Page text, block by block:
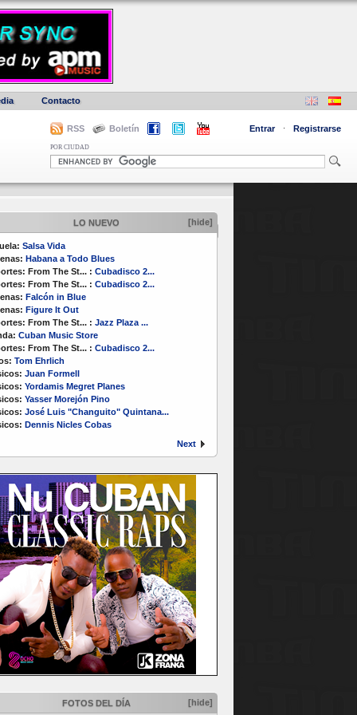
Contacto
RSS Boletín Entrar · Registrarse
POR CIUDAD
LO NUEVO [hide]
Salsa Vida
Habana a Todo Blues
From The St... : Cubadisco 2...
From The St... : Cubadisco 2...
Falcón in Blue
Figure It Out
From The St... : Jazz Plaza ...
Cuban Music Store
From The St... : Cubadisco 2...
Tom Ehrlich
Juan Formell
Yordamis Megret Planes
Yasser Morejón Pino
José Luis "Changuito" Quintana...
Dennis Nicles Cobas
Next
FOTOS DEL DÍA [hide]